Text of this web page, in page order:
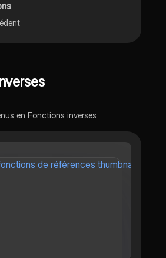
en Fonctions inverses